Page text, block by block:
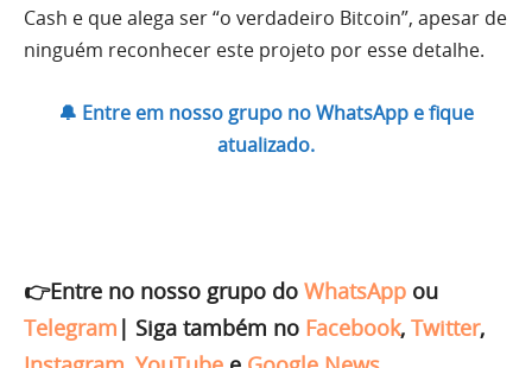
Cash e que alega ser “o verdadeiro Bitcoin”, apesar de
ninguém reconhecer este projeto por esse detalhe.
🔔 Entre em nosso grupo no WhatsApp e fique
atualizado.
👉Entre no nosso grupo do WhatsApp ou
Telegram | Siga também no Facebook, Twitter,